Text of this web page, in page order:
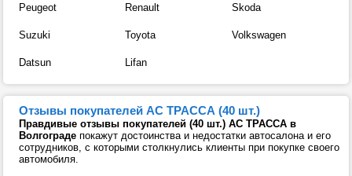
Peugeot Renault Skoda
Suzuki Toyota Volkswagen
Datsun Lifan
Отзывы покупателей АС ТРАССА (40 шт.)
Правдивые отзывы покупателей (40 шт.) АС ТРАССА в
Волгограде покажут достоинства и недостатки автосалона и его
сотрудников, с которыми столкнулись клиенты при покупке своего
автомобиля.